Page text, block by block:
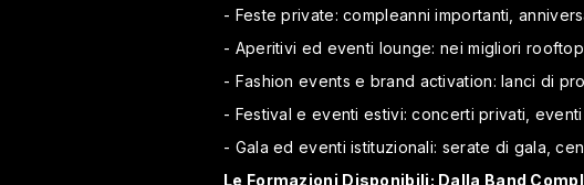
- Feste private: compleanni importanti,
- Aperitivi ed eventi lounge: nei migliori
- Fashion events e brand activation: lanci di
- Festival e eventi estivi: concerti privati,
- Gala ed eventi istituzionali: serate di gala,
Le Formazioni Disponibili: Dalla Band